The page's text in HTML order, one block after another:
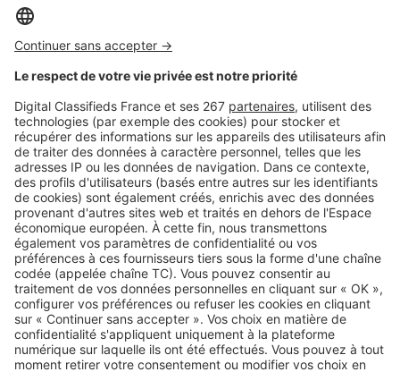
Image
Charges de chauffage : ce que les
copropriétés n'ont pas le droit de
faire
Image
Copropriété
Vous organisez une soirée Coupe
du Monde ? Quelques précautions
peuvent éviter les tensions